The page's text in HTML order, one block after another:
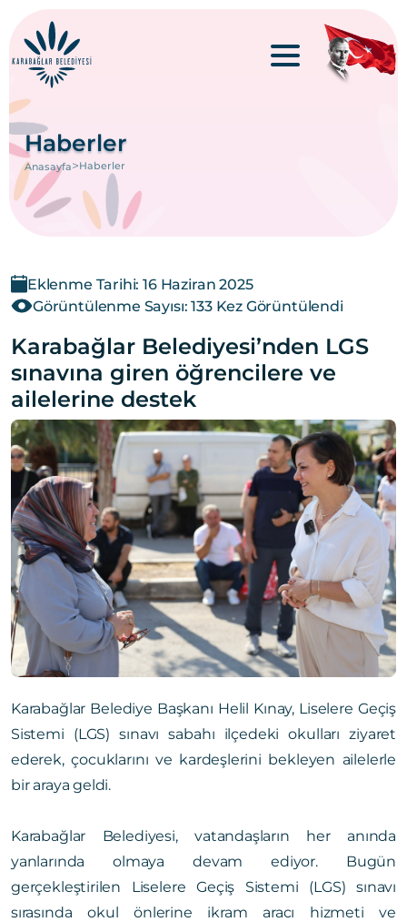
Haberler
Anasayfa>Haberler
Eklenme Tarihi: 16 Haziran 2025
Görüntülenme Sayısı: 133 Kez Görüntülendi
Karabağlar Belediyesi’nden LGS
sınavına giren öğrencilere ve
ailelerine destek
Karabağlar Belediye Başkanı Helil Kınay, Liselere Geçiş
Sistemi (LGS) sınavı sabahı ilçedeki okulları ziyaret
ederek, çocuklarını ve kardeşlerini bekleyen ailelerle
bir araya geldi.
Karabağlar Belediyesi, vatandaşların her anında
yanlarında olmaya devam ediyor. Bugün
gerçekleştirilen Liselere Geçiş Sistemi (LGS) sınavı
sırasında okul önlerine ikram aracı hizmeti ve